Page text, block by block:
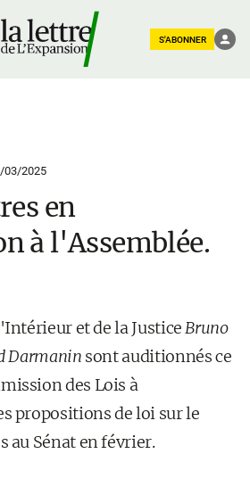
S'ABONNER
03/2025
en
à l'Assemblée.
et de la JusticeBruno
Darmanin sont auditionnés ce
des Lois à
propositions de loi sur le
au Sénat en février.